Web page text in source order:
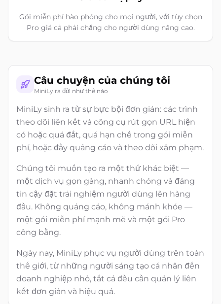
Gói miễn phí hào phóng cho mọi người, với tùy chọn
Pro giá cả phải chăng cho người dùng nâng cao.
Câu chuyện của chúng tôi
MiniLy ra đời như thế nào
MiniLy sinh ra từ sự bực bội đơn giản: các trình
theo dõi liên kết và công cụ rút gọn URL hiện
có hoặc quá đắt, quá hạn chế trong gói miễn
phí, hoặc đầy quảng cáo và theo dõi xâm phạm.
Chúng tôi muốn tạo ra một thứ khác biệt —
một dịch vụ gọn gàng, nhanh chóng và đáng
tin cậy đặt trải nghiệm người dùng lên hàng
đầu. Không quảng cáo, không mánh khóe —
một gói miễn phí mạnh mẽ và một gói Pro
công bằng.
Ngày nay, MiniLy phục vụ người dùng trên toàn
thế giới, từ những người sáng tạo cá nhân đến
doanh nghiệp nhỏ, tất cả đều cần quản lý liên
kết đơn giản và hiệu quả.